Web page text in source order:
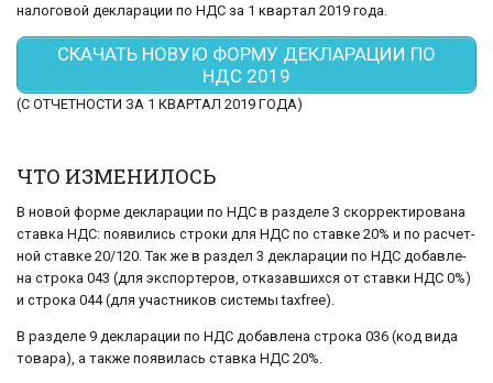
на­ло­го­вой де­кла­ра­ции по НДС за 1 квар­тал 2019 года.
СКАЧАТЬ НОВУЮ ФОРМУ ДЕКЛАРАЦИИ ПО
НДС 2019
(С ОТЧЕТНОСТИ ЗА 1 КВАРТАЛ 2019 ГОДА)
ЧТО ИЗМЕНИЛОСЬ
В новой форме де­кла­ра­ции по НДС в раз­де­ле 3 скор­рек­ти­ро­ва­на
став­ка НДС: по­яви­лись стро­ки для НДС по став­ке 20% и по рас­чет­
ной став­ке 20/120. Так же в раз­дел 3 де­кла­ра­ции по НДС до­бав­ле­
на стро­ка 043 (для экс­пор­те­ров, от­ка­зав­ших­ся от став­ки НДС 0%)
и стро­ка 044 (для участ­ни­ков си­сте­мы taxfree).
В раз­де­ле 9 де­кла­ра­ции по НДС до­бав­ле­на стро­ка 036 (код вида
то­ва­ра), а также по­яви­лась став­ка НДС 20%.